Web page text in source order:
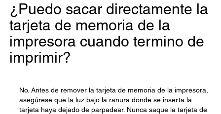
¿Puedo sacar directamente la
tarjeta de memoria de la
impresora cuando termino de
imprimir?
No. Antes de remover la tarjeta de memoria de la impresora,
asegúrese que la luz bajo la ranura donde se inserta la
tarjeta haya dejado de parpadear. Nunca saque la tarjeta de